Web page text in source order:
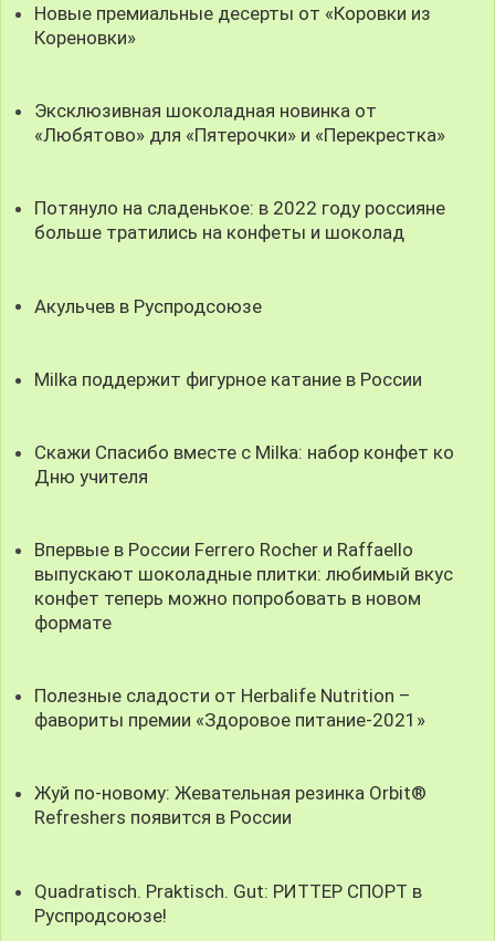
Новые премиальные десерты от «Коровки из
Кореновки»
Эксклюзивная шоколадная новинка от
«Любятово» для «Пятерочки» и «Перекрестка»
Потянуло на сладенькое: в 2022 году россияне
больше тратились на конфеты и шоколад
Акульчев в Руспродсоюзе
Milka поддержит фигурное катание в России
Скажи Спасибо вместе с Milka: набор конфет ко
Дню учителя
Впервые в России Ferrero Rocher и Raffaello
выпускают шоколадные плитки: любимый вкус
конфет теперь можно попробовать в новом
формате
Полезные сладости от Herbalife Nutrition –
фавориты премии «Здоровое питание-2021»
Жуй по-новому: Жевательная резинка Orbit®
Refreshers появится в России
Quadratisch. Praktisch. Gut: РИТТЕР СПОРТ в
Руспродсоюзе!